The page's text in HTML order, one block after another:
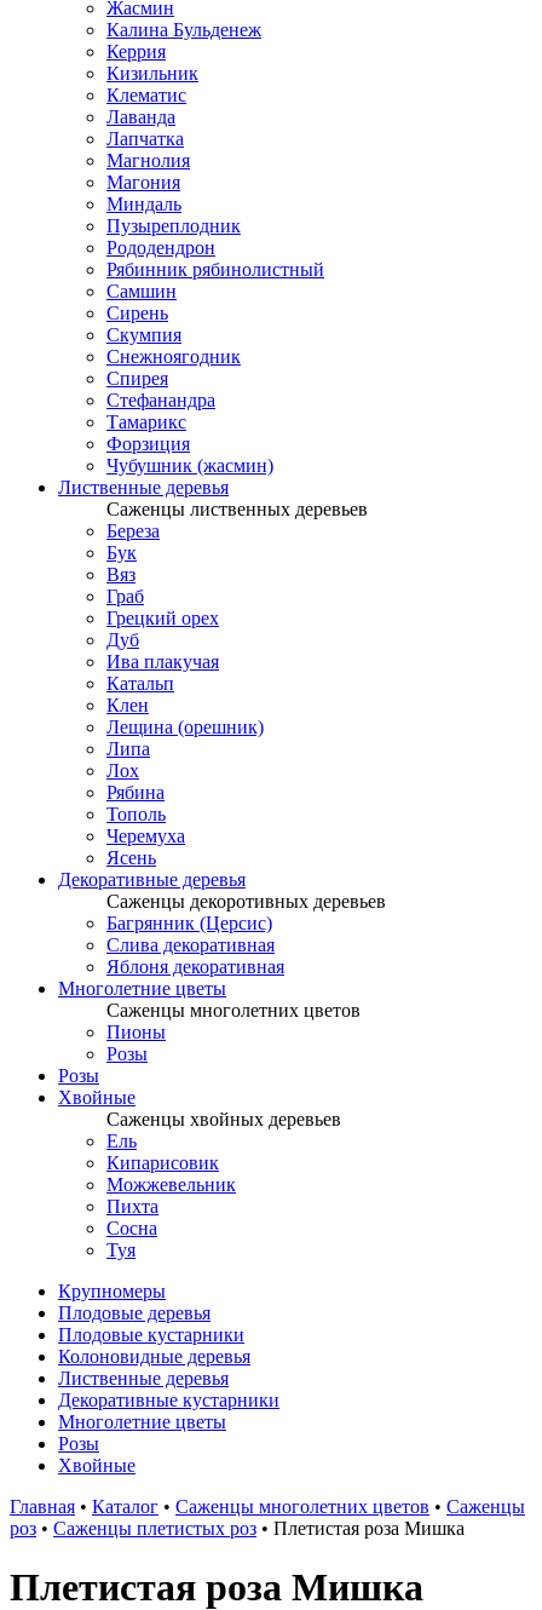
Жасмин
Калина Бульденеж
Керрия
Кизильник
Клематис
Лаванда
Лапчатка
Магнолия
Магония
Миндаль
Пузыреплодник
Рододендрон
Рябинник рябинолистный
Самшин
Сирень
Скумпия
Снежноягодник
Спирея
Стефанандра
Тамарикс
Форзиция
Чубушник (жасмин)
Лиственные деревья
Саженцы лиственных деревьев
Береза
Бук
Вяз
Граб
Грецкий орех
Дуб
Ива плакучая
Катальп
Клен
Лещина (орешник)
Липа
Лох
Рябина
Тополь
Черемуха
Ясень
Декоративные деревья
Саженцы декоротивных деревьев
Багрянник (Церсис)
Слива декоративная
Яблоня декоративная
Многолетние цветы
Саженцы многолетних цветов
Пионы
Розы
Розы
Хвойные
Саженцы хвойных деревьев
Ель
Кипарисовик
Можжевельник
Пихта
Сосна
Туя
Крупномеры
Плодовые деревья
Плодовые кустарники
Колоновидные деревья
Лиственные деревья
Декоративные кустарники
Многолетние цветы
Розы
Хвойные
Главная • Каталог • Саженцы многолетних цветов • Саженцы
роз • Саженцы плетистых роз • Плетистая роза Мишка
Плетистая роза Мишка